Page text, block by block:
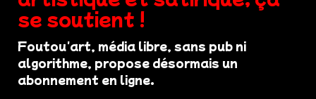
se soutient !
Foutou'art, média libre, sans pub ni
algorithme, propose désormais un
abonnement en ligne.